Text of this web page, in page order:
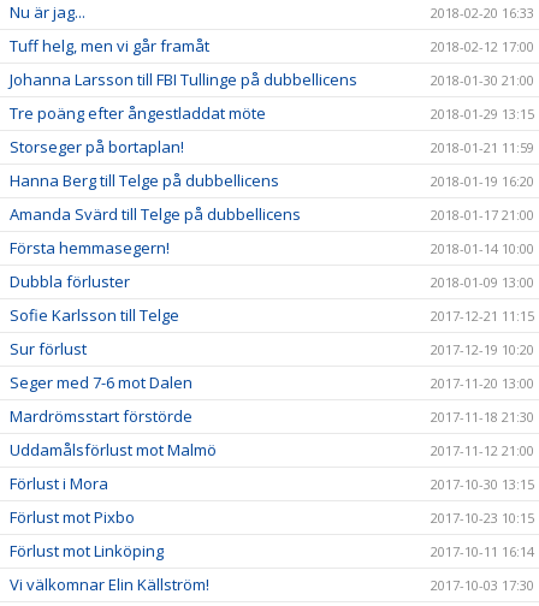
Nu är jag... 2018-02-20 16:33
Tuff helg, men vi går framåt 2018-02-12 17:00
Johanna Larsson till FBI Tullinge på dubbellicens 2018-01-30 21:00
Tre poäng efter ångestladdat möte 2018-01-29 13:15
Storseger på bortaplan! 2018-01-21 11:59
Hanna Berg till Telge på dubbellicens 2018-01-19 16:20
Amanda Svärd till Telge på dubbellicens 2018-01-17 21:00
Första hemmasegern! 2018-01-14 10:00
Dubbla förluster 2018-01-09 13:00
Sofie Karlsson till Telge 2017-12-21 11:15
Sur förlust 2017-12-19 10:20
Seger med 7-6 mot Dalen 2017-11-20 13:00
Mardrömsstart förstörde 2017-11-18 21:30
Uddamålsförlust mot Malmö 2017-11-12 21:00
Förlust i Mora 2017-10-30 13:15
Förlust mot Pixbo 2017-10-23 10:15
Förlust mot Linköping 2017-10-11 16:14
Vi välkomnar Elin Källström! 2017-10-03 17:30